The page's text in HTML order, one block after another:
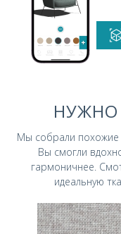
НУЖНО
Мы собрали похожие
Вы смогли
гармоничнее.
идеальную